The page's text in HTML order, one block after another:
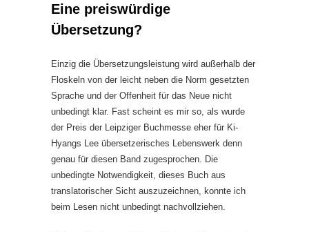
Eine preiswürdige
Übersetzung?
Einzig die Übersetzungsleistung wird außerhalb der
Floskeln von der leicht neben die Norm gesetzten
Sprache und der Offenheit für das Neue nicht
unbedingt klar. Fast scheint es mir so, als wurde
der Preis der Leipziger Buchmesse eher für Ki-
Hyangs Lee übersetzerisches Lebenswerk denn
genau für diesen Band zugesprochen. Die
unbedingte Notwendigkeit, dieses Buch aus
translatorischer Sicht auszuzeichnen, konnte ich
beim Lesen nicht unbedingt nachvollziehen.